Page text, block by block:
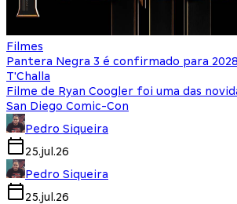
Filmes
Pantera Negra 3 é confirmado para
T'Challa
Filme de Ryan Coogler foi uma das
San Diego Comic-Con
Pedro Siqueira
25.jul.26
Pedro Siqueira
25.jul.26